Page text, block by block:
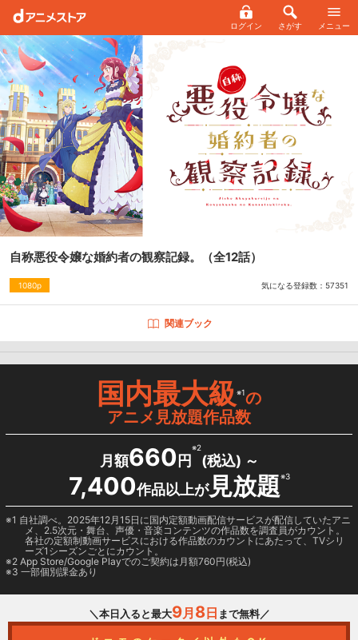
ログイン さがす メニュー
自称悪役令嬢な婚約者の観察記録。 （全12話）
1080p 気になる登録数： 57351
関連ブック
国内最大級※1の
アニメ見放題作品数
月額660 円
※2
(税込) ～
7,400作品以上が見放題※3
1 自社調べ。2025年12月15日に国内定額動画配信サービスが配信していたアニ
メ、2.5次元・舞台、声優・音楽コンテンツの作品数を調査員がカウント。
各社の定額制動画サービスにおける作品数のカウントにあたって、TVシリ
ーズ1シーズンごとにカウント。
2 App Store/Google Playでのご契約は月額760円(税込)
3 一部個別課金あり
＼本日入ると最大9月 8日 まで無料／